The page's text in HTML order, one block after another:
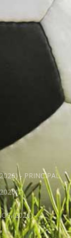
- PRINCIPAL
-
(2026) -